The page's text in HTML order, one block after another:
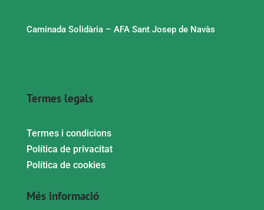
Caminada Solidària – AFA Sant Josep de Navàs
Termes legals
Termes i condicions
Política de privacitat
Política de cookies
Més informació